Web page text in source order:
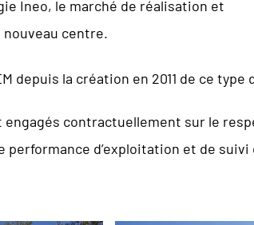
Ineo, le marché de réalisation et
nouveau centre.
depuis la création en 2011 de ce
contractuellement sur le
d’exploitation et de suivi